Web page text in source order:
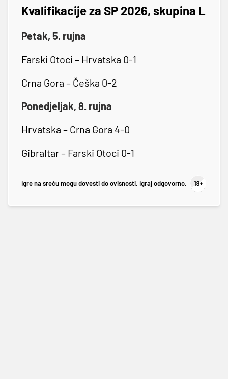
Kvalifikacije za SP 2026, skupina L
Petak, 5. rujna
Farski Otoci – Hrvatska 0-1
Crna Gora – Češka 0-2
Ponedjeljak, 8. rujna
Hrvatska – Crna Gora 4-0
Gibraltar – Farski Otoci 0-1
Igre na sreću mogu dovesti do ovisnosti. Igraj odgovorno.